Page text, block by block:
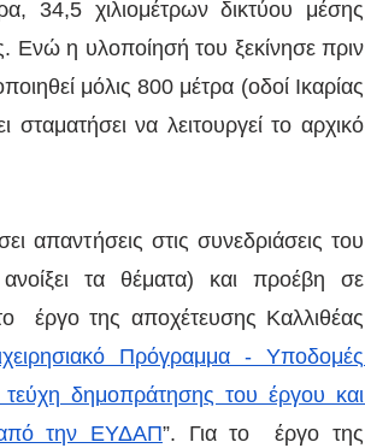
34,5 χιλιομέτρων δικτύου μέσης
Ενώ η υλοποίησή του ξεκίνησε πριν
μόλις 800 μέτρα (οδοί Ικαρίας
να λειτουργεί το αρχικό
απαντήσεις στις συνεδριάσεις του
τα θέματα) και προέβη σε
έργο της αποχέτευσης Καλλιθέας
Πρόγραμμα - Υποδομές
δημοπράτησης του έργου και
από την ΕΥΔΑΠ”. Για το  έργο της